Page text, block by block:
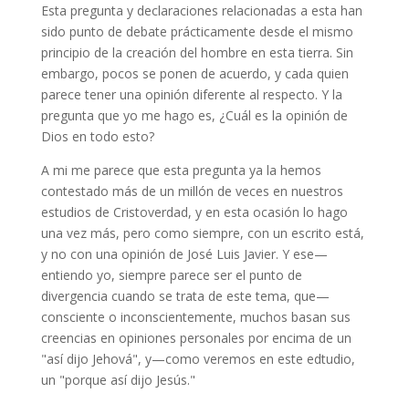
Esta pregunta y declaraciones relacionadas a esta han
sido punto de debate prácticamente desde el mismo
principio de la creación del hombre en esta tierra. Sin
embargo, pocos se ponen de acuerdo, y cada quien
parece tener una opinión diferente al respecto. Y la
pregunta que yo me hago es, ¿Cuál es la opinión de
Dios en todo esto?
A mi me parece que esta pregunta ya la hemos
contestado más de un millón de veces en nuestros
estudios de Cristoverdad, y en esta ocasión lo hago
una vez más, pero como siempre, con un escrito está,
y no con una opinión de José Luis Javier. Y ese—
entiendo yo, siempre parece ser el punto de
divergencia cuando se trata de este tema, que—
consciente o inconscientemente, muchos basan sus
creencias en opiniones personales por encima de un
"así dijo Jehová", y—como veremos en este edtudio,
un "porque así dijo Jesús."